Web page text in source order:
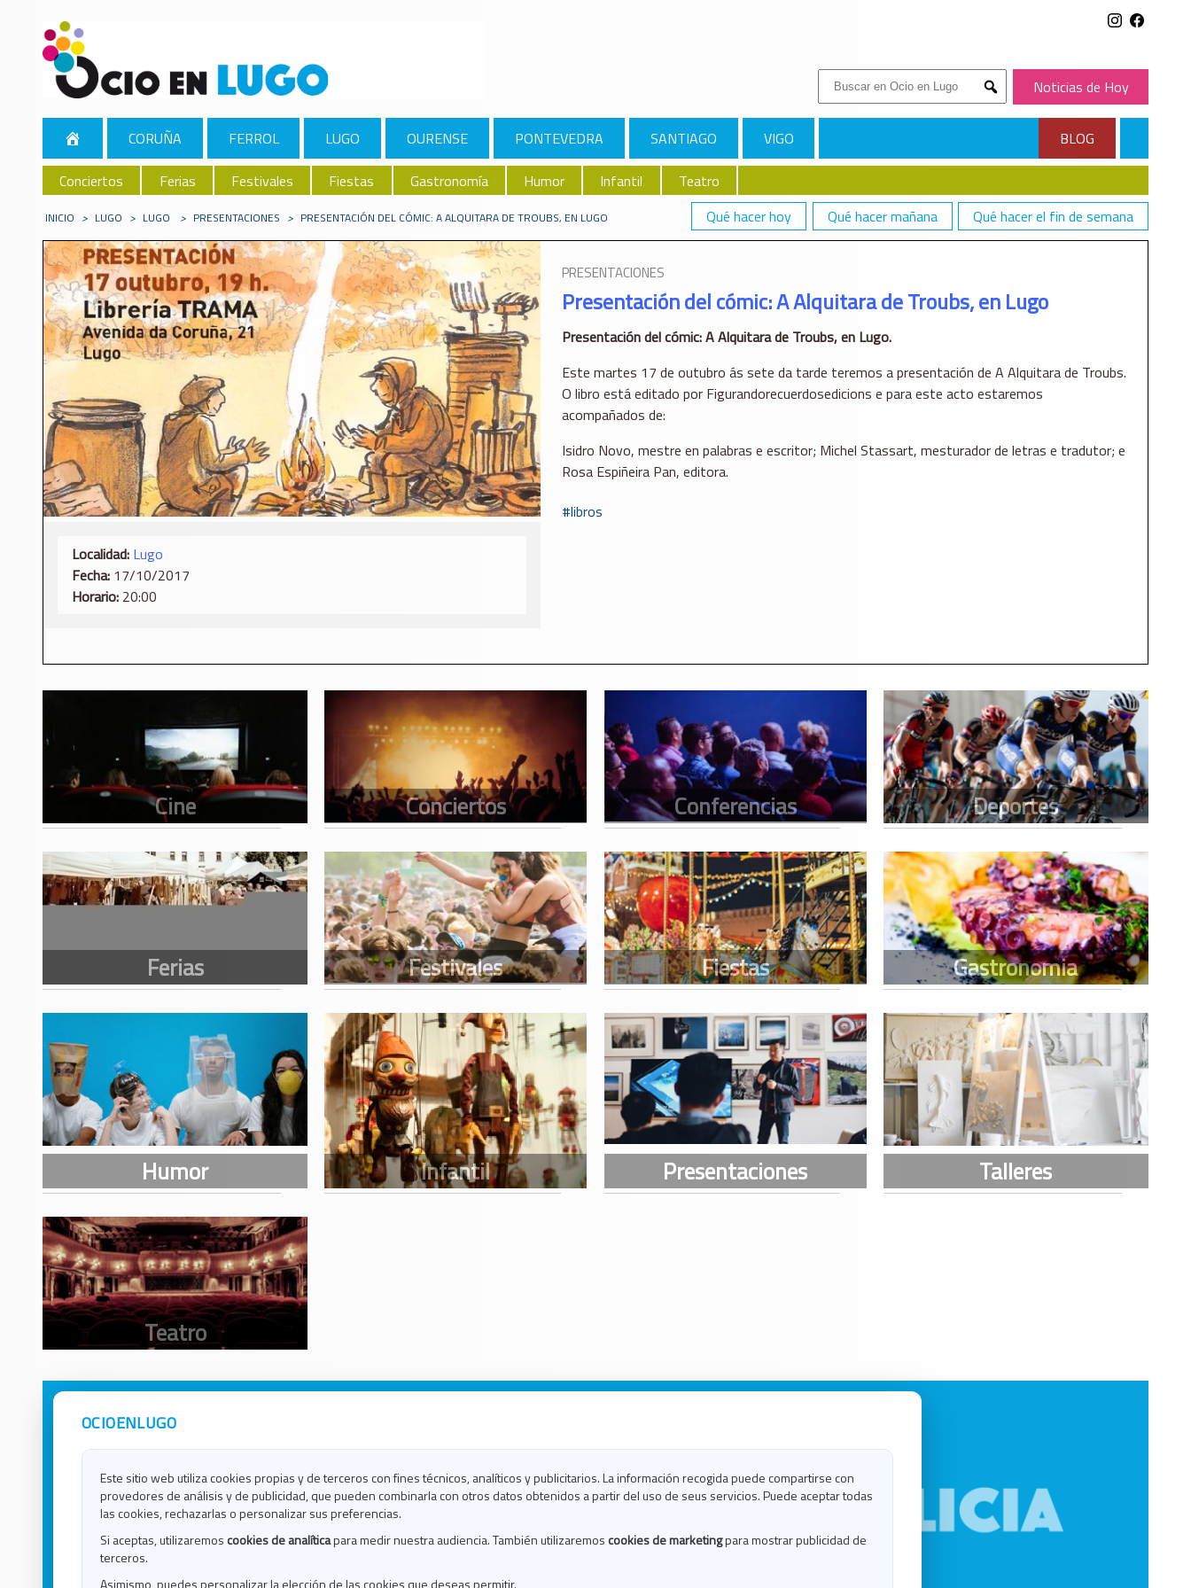
Buscar:
Submit
Noticias de Hoy
CORUÑA FERROL LUGO OURENSE PONTEVEDRA SANTIAGO VIGO
BLOG
Conciertos
Ferias Festivales Fiestas Gastronomía Humor Infantil
Teatro
Qué hacer hoy
Qué hacer mañana Qué hacer el fin de semana
INICIO > LUGO > LUGO > PRESENTACIONES > PRESENTACIÓN DEL CÓMIC: A ALQUITARA DE TROUBS, EN LUGO
Localidad: Lugo
Fecha: 17/10/2017
Horario: 20:00
PRESENTACIONES
Presentación del cómic: A Alquitara de Troubs, en Lugo
Presentación del cómic: A Alquitara de Troubs, en Lugo.
Este martes 17 de outubro ás sete da tarde teremos a presentación de A Alquitara de Troubs.
O libro está editado por Figurandorecuerdosedicions e para este acto estaremos
acompañados de:
Isidro Novo, mestre en palabras e escritor; Michel Stassart, mesturador de letras e tradutor; e
Rosa Espiñeira Pan, editora.
libros
OCIOENLUGO
Este sitio web utiliza cookies propias y de terceros con fines técnicos, analíticos y publicitarios. La información recogida puede compartirse con
provedores de análisis y de publicidad, que pueden combinarla con otros datos obtenidos a partir del uso de seus servicios. Puede aceptar todas
las cookies, rechazarlas o personalizar sus preferencias.
Si aceptas, utilizaremos cookies de analíticapara medir nuestra audiencia. También utilizaremos cookies de marketingpara mostrar publicidad de
terceros.
Asimismo, puedes personalizar la elección de las cookies que deseas permitir.
Avisos Legales
Política de Cookies
Ocio en Lugo
Ocio en Ourense
Ocio en Santiago